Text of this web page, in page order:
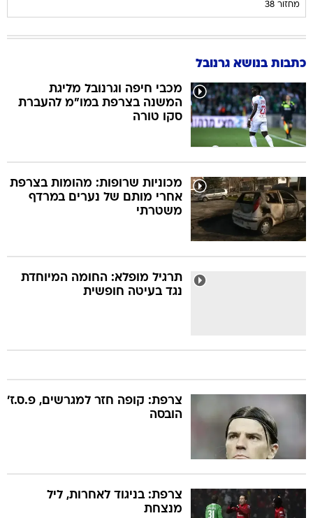
מחזור 38
כתבות בנושא גרנובל
מכבי חיפה וגרנובל מליגת
המשנה בצרפת במו"מ להעברת
סקו טורה
מכוניות שרופות: מהומות בצרפת
אחרי מותם של נערים במרדף
משטרתי
תרגיל מופלא: החומה המיוחדת
נגד בעיטה חופשית
צרפת: קופה חזר למגרשים, פ.ס.ז'
הובסה
צרפת: בניגוד לאחרות, ליל
מנצחת